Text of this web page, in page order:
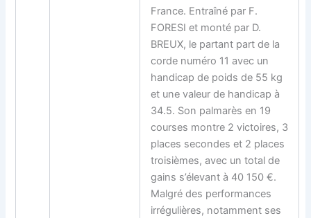
France. Entraîné par F.
FORESI et monté par D.
BREUX, le partant part de la
corde numéro 11 avec un
handicap de poids de 55 kg
et une valeur de handicap à
34.5. Son palmarès en 19
courses montre 2 victoires, 3
places secondes et 2 places
troisièmes, avec un total de
gains s’élevant à 40 150 €.
Malgré des performances
irrégulières, notamment ses